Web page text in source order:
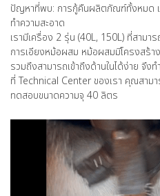
ปัญหาที่พบ: การกู้คืนผลิตภัณฑ์ทั้งหมด แ
ทำความสะอาด
เรามีเครื่อง 2 รุ่น (40L, 150L) ที่สาม
การเอียงหม้อผสม หม้อผสมมีโครงสร้
รวมถึงสามารถเข้าถึงด้านในได้ง่าย จึง
ที่ Technical Center ของเรา คุณสาม
ทดสอบขนาดความจุ 40 ลิตร